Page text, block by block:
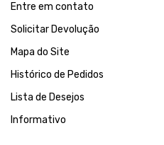
Entre em contato
Solicitar Devolução
Mapa do Site
Histórico de Pedidos
Lista de Desejos
Informativo